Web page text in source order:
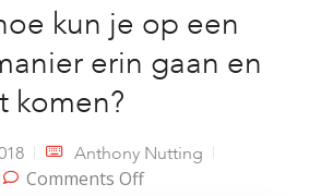
kun je op een
erin gaan en
komen?
Anthony Nutting
Comments Offon Rouwen: hoe kun